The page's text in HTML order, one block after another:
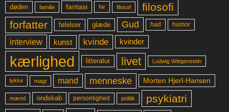
døden familie fantasi far filosof
filosofi
forfatter
følelser glæde Gud had humor
interview kunst kvinde kvinder
kærlighed litteratur livet Ludwig Wittgenstein
lykke magt mand menneske Morten Hjerl-Hansen
mænd ondskab personlighed politik psykiatri